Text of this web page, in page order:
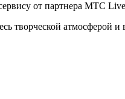
от партнера МТС
творческой атмосферой